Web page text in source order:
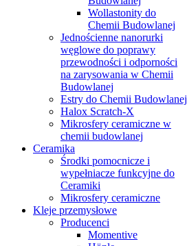
Wollastonity do
Chemii Budowlanej
Jednościenne nanorurki
węglowe do poprawy
przewodności i odporności
na zarysowania w Chemii
Budowlanej
Estry do Chemii Budowlanej
Halox Scratch-X
Mikrosfery ceramiczne w
chemii budowlanej
Ceramika
Środki pomocnicze i
wypełniacze funkcyjne do
Ceramiki
Mikrosfery ceramiczne
Kleje przemysłowe
Producenci
Momentive